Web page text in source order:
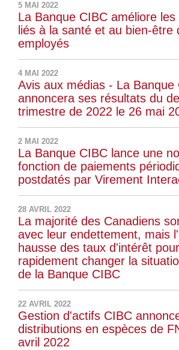
5 MAI 2022
La Banque CIBC améliore
liés à la santé et au bien-être
employés
4 MAI 2022
Avis aux médias - La Banque
annoncera ses résultats du
trimestre de 2022 le 26 mai
2 MAI 2022
La Banque CIBC lance une
fonction de paiements
postdatés par Virement
28 AVRIL 2022
La majorité des Canadiens
avec leur endettement, mais
hausse des taux d'intérêt
rapidement changer la
de la Banque CIBC
22 AVRIL 2022
Gestion d'actifs CIBC
distributions en espèces de
avril 2022